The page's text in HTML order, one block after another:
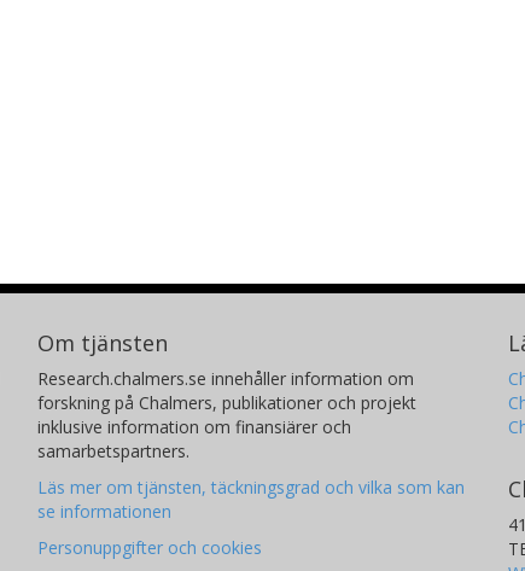
Om tjänsten
Research.chalmers.se innehåller information om
forskning på Chalmers, publikationer och projekt
inklusive information om finansiärer och
samarbetspartners.
Läs mer om tjänsten, täckningsgrad och vilka som kan
se informationen
Personuppgifter och cookies